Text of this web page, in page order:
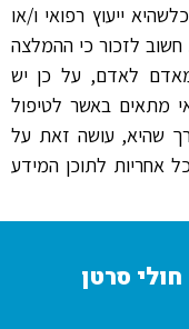
ייעוץ רפואי ו/או
חשוב לזכור כי ההמלצה
לאדם, על כן יש
מתאים באשר לטיפול
שהיא, עושה זאת על
אחריות לתוכן המידע
סרטן